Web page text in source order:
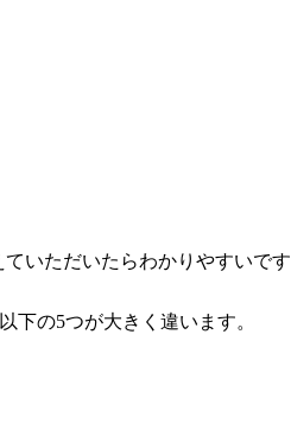
ていただいたらわかりやすいです
下の5つが大きく違います。